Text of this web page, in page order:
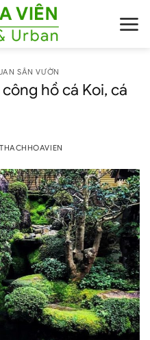
SÂN VƯỜN
hồ cá Koi, cá
THACHHOAVIEN